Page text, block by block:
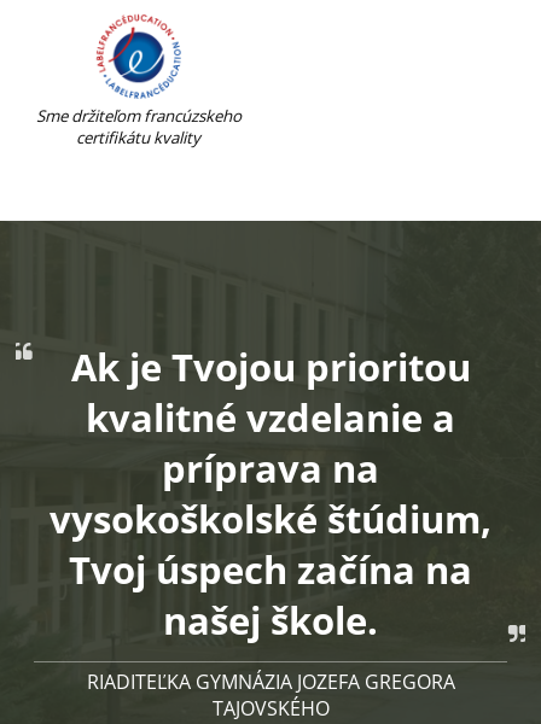
Sme držiteľom francúzskeho
certifikátu kvality
Ak je Tvojou prioritou
kvalitné vzdelanie a
príprava na
vysokoškolské štúdium,
Tvoj úspech začína na
našej škole.
RIADITEĽKA GYMNÁZIA JOZEFA GREGORA
TAJOVSKÉHO